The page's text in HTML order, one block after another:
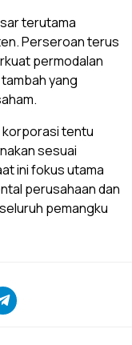
terutama
Perseroan terus
permodalan
yang
korporasi tentu
sesuai
ini fokus utama
perusahaan dan
pemangku